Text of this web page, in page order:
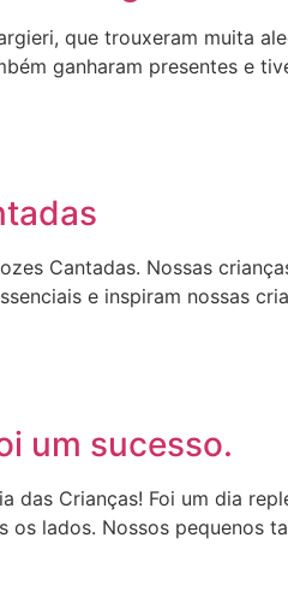
que trouxeram muita
ganharam presentes e
Cantadas. Nossas
e inspiram nossas
um sucesso.
das Crianças! Foi um dia
lados. Nossos pequenos